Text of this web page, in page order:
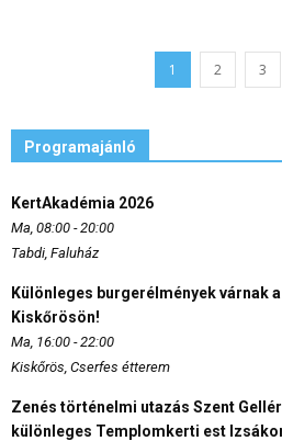
1 2 3
Programajánló
KertAkadémia 2026
Ma, 08:00 - 20:00
Tabdi, Faluház
Különleges burgerélmények várnak
Kiskőrösön!
Ma, 16:00 - 22:00
Kiskőrös, Cserfes étterem
Zenés történelmi utazás Szent
különleges Templomkerti est